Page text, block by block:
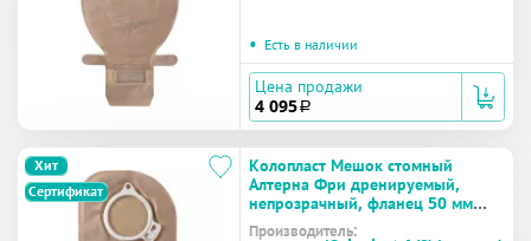
• Есть в наличии
Цена продажи
4 095 a
Хит
Сертификат
Колопласт Мешок стомный
Алтерна Фри дренируемый,
непрозрачный, фланец 50 мм
(13985) №30
Производитель: